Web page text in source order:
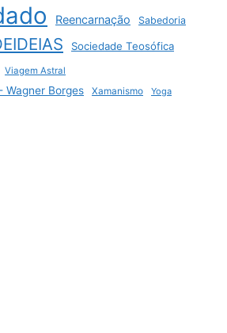
Reencarnação Sabedoria
Sociedade Teosófica
Viagem Astral
Wagner Borges Xamanismo Yoga